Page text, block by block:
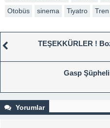
Otobüs
sinema Tiyatro Tren
TEŞEKKÜRLER !
Gasp
Yorumlar